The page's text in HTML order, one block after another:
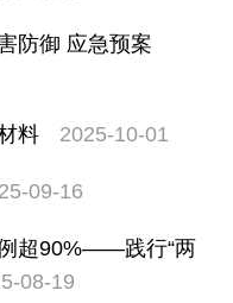
防御 应急预案
料 2025-10-01
09-16
超90%——践行“两
08-19